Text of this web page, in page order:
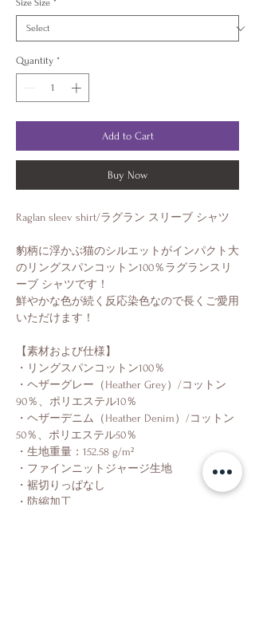
Size Size *
Quantity *
Add to Cart
Buy Now
Raglan sleev shirt/ラグラン スリーブ シャツ
豹柄に浮かぶ猫のシルエットがインパクト大
のリングスパンコットン100％ラグランスリ
ーブ シャツです！
鮮やかな色が続く反応染色なので長くご愛用
いただけます！
【素材および仕様】
・リングスパンコットン100％
・ヘザーグレー（Heather Grey）/コットン
90％、ポリエステル10％
・ヘザーデニム（Heather Denim）/コットン
50％、ポリエステル50％
・生地重量：152.58 g/m²
・ファインニットジャージ生地
・裾切りっぱなし
・防縮加工